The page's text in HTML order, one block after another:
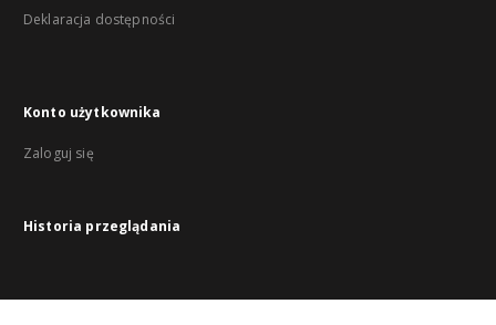
Deklaracja dostępności
Konto użytkownika
Zaloguj się
Historia przeglądania